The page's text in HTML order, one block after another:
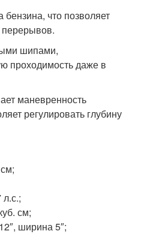
что позволяет
перерывов.
шипами,
проходимость даже в
маневренность
регулировать глубину
см;
ширина 5″;